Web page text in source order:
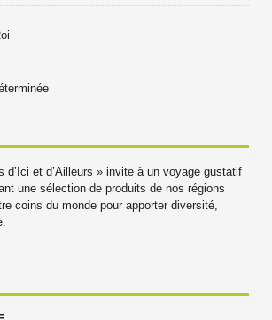
d’Ici et d’Ailleurs » invite à un voyage gustatif
une sélection de produits de nos régions
coins du monde pour apporter diversité,